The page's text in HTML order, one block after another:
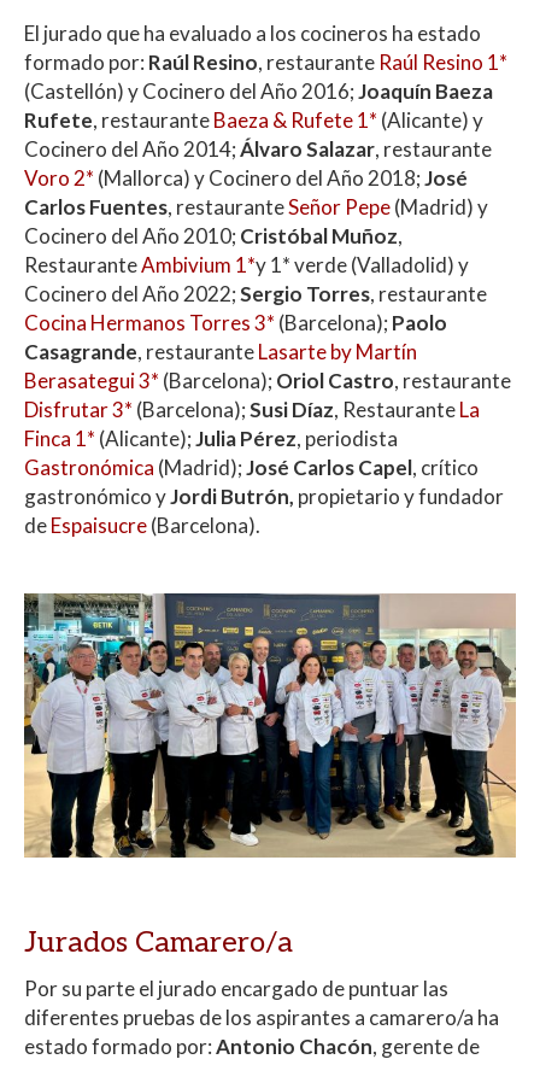
El jurado que ha evaluado a los cocineros ha estado
formado por: Raúl Resino, restaurante Raúl Resino 1*
(Castellón) y Cocinero del Año 2016;Joaquín Baeza
Rufete, restauranteBaeza & Rufete 1* (Alicante) y
Cocinero del Año 2014;Álvaro Salazar, restaurante
Voro 2* (Mallorca) y Cocinero del Año 2018;José
Carlos Fuentes, restauranteSeñor Pepe(Madrid) y
Cocinero del Año 2010; Cristóbal Muñoz,
RestauranteAmbivium 1*y 1* verde (Valladolid) y
Cocinero del Año 2022;Sergio Torres, restaurante
Cocina Hermanos Torres 3* (Barcelona); Paolo
Casagrande, restauranteLasarte by Martín
Berasategui 3* (Barcelona); Oriol Castro, restaurante
Disfrutar 3* (Barcelona);Susi Díaz, RestauranteLa
Finca 1* (Alicante);Julia Pérez, periodista
Gastronómica (Madrid);José Carlos Capel, crítico
gastronómico yJordi Butrón, propietario y fundador
deEspaisucre(Barcelona).
Jurados Camarero/a
Por su parte el jurado encargado de puntuar las
diferentes pruebas de los aspirantes a camarero/a ha
estado formado por:Antonio Chacón, gerente de